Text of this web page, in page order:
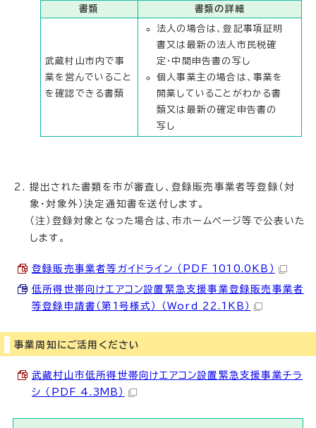
書類 書類の詳細
武蔵村山市内で事
業を営んでいること
を確認できる書類
法人の場合は、登記事項証明
書又は最新の法人市民税確
定・中間申告書の写し
個人事業主の場合は、事業を
開業していることがわかる書
類又は最新の確定申告書の
写し
提出された書類を市が審査し、登録販売事業者等登録（対
象・対象外）決定通知書を送付します。
（注）登録対象となった場合は、市ホームページ等で公表いた
します。
登録販売事業者等ガイドライン （PDF 1010.0KB）
低所得世帯向けエアコン設置緊急支援事業登録販売事業者
等登録申請書（第1号様式） （Word 22.1KB）
事業周知にご活用ください
武蔵村山市低所得世帯向けエアコン設置緊急支援事業チラ
シ （PDF 4.3MB）